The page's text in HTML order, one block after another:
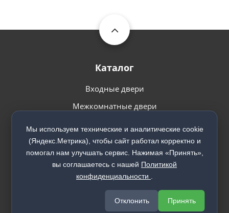
Каталог
Входные двери
Межкомнатные двери
Арки
Стеновые панели
Декоративные рейки
Мы используем технические и аналитические cookie
(Яндекс.Метрика), чтобы сайт работал корректно и
помогал нам улучшать сервис. Нажимая «Принять»,
вы соглашаетесь с нашей Политикой
конфиденциальности
Отклонить Принять